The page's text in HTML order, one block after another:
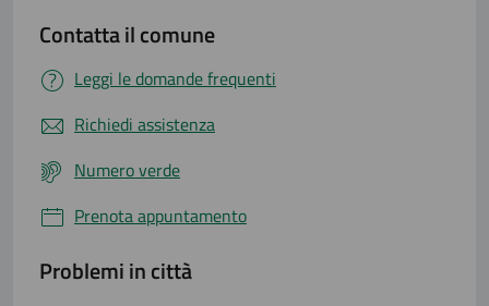
Contatta il comune
Leggi le domande frequenti
Richiedi assistenza
Numero verde
Prenota appuntamento
Problemi in città